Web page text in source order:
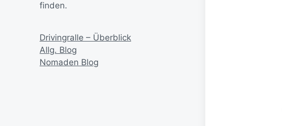
finden.
Drivingralle – Überblick
Allg. Blog
Nomaden Blog